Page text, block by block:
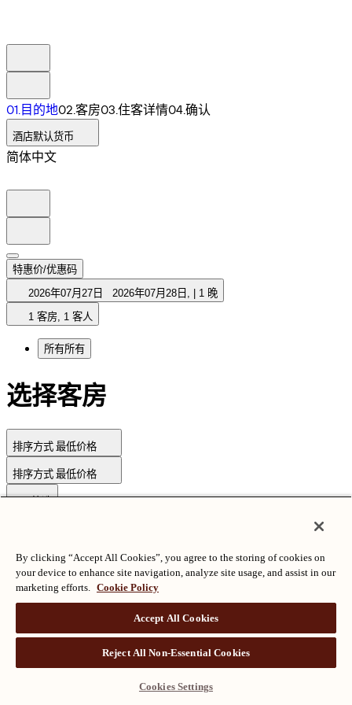
01.目的地02.客房03.住客详情04.确认
酒店默认货币
简体中文
特惠价/优惠码
2026年07月27日
2026年07月28日 ,
1 晚
1 客房, 1 客人
所有所有
选择客房
排序方式最低价格
排序方式最低价格
筛选
版权所有©朗廷酒店国际有限公司沪ICP备2024050525
By clicking “Accept All Cookies”, you agree to the storing of cookies on
your device to enhance site navigation, analyze site usage, and assist in our
marketing efforts. Cookie Policy
Accept All Cookies
Reject All Non-Essential Cookies
Cookies Settings